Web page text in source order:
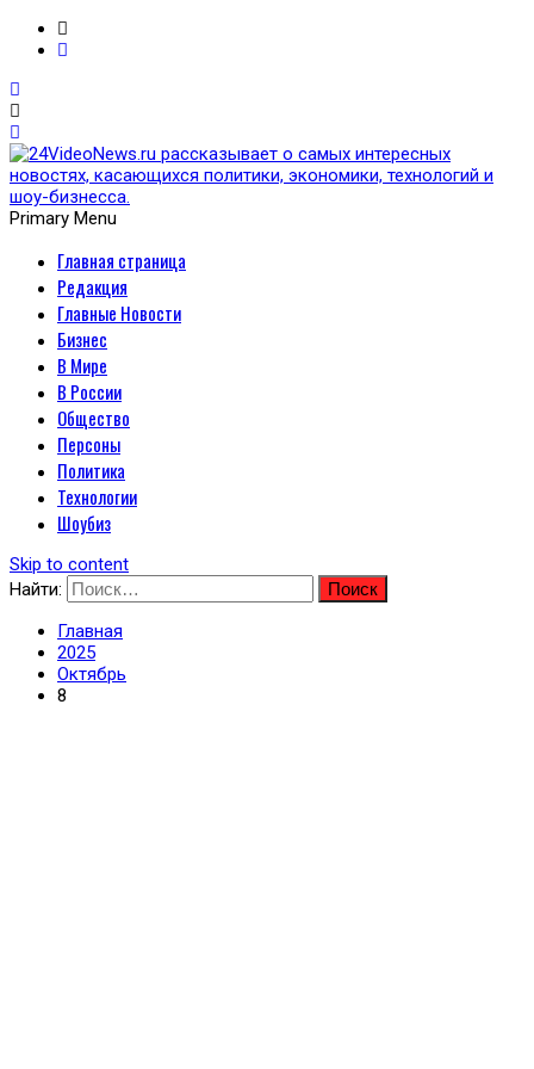
24VideoNews.ru
рассказывает о самых
интересных новостях,
касающихся политики,
экономики, технологий и
шоу-бизнесса.
Primary Menu
Главная страница
Редакция
Главные Новости
Бизнес
В Мире
В России
Общество
Персоны
Политика
Технологии
Шоубиз
Skip to content
Найти:
Главная
2025
Октябрь
8